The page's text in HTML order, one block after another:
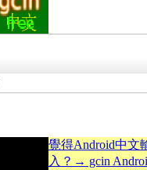
覺得Android中文
入？→ gcin